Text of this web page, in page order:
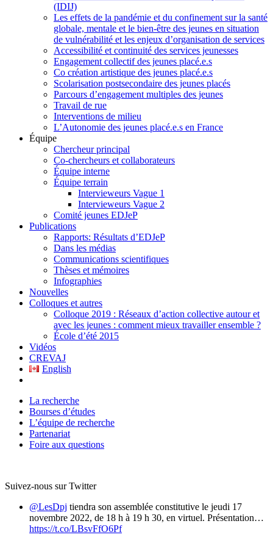
(IDIJ)
Les effets de la pandémie et du confinement sur la santé
globale, mentale et le bien-être des jeunes en situation
de vulnérabilité et les enjeux d’organisation de services
Accessibilité et continuité des services jeunesses
Engagement collectif des jeunes placé.e.s
Co création artistique des jeunes placé.e.s
Scolarisation postsecondaire des jeunes placés
Parcours d’engagement multiples des jeunes
Travail de rue
Interventions de milieu
L’Autonomie des jeunes placé.e.s en France
Équipe
Chercheur principal
Co-chercheurs et collaborateurs
Équipe interne
Équipe terrain
Intervieweurs Vague 1
Intervieweurs Vague 2
Comité jeunes EDJeP
Publications
Rapports: Résultats d’EDJeP
Dans les médias
Communications scientifiques
Thèses et mémoires
Infographies
Nouvelles
Colloques et autres
Colloque 2019 : Réseaux d’action collective autour et
avec les jeunes : comment mieux travailler ensemble ?
École d’été 2015
Vidéos
CREVAJ
English
La recherche
Bourses d’études
L’équipe de recherche
Partenariat
Foire aux questions
Suivez-nous sur Twitter
@LesDpj tiendra son assemblée constitutive le jeudi 17
novembre 2022, de 18 h à 19 h 30, en virtuel. Présentation…
https://t.co/LBsvFfO6Pf